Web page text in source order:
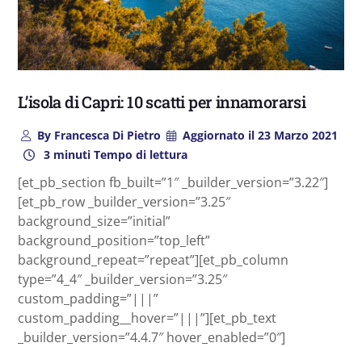
L’isola di Capri: 10 scatti per innamorarsi
ByFrancesca Di Pietro Aggiornato il 23 Marzo 2021
3 minuti Tempo di lettura
[et_pb_section fb_built=”1″ _builder_version=”3.22″]
[et_pb_row _builder_version=”3.25″
background_size=”initial”
background_position=”top_left”
background_repeat=”repeat”][et_pb_column
type=”4_4″ _builder_version=”3.25″
custom_padding=”|||”
custom_padding__hover=”|||”][et_pb_text
_builder_version=”4.4.7″ hover_enabled=”0″]